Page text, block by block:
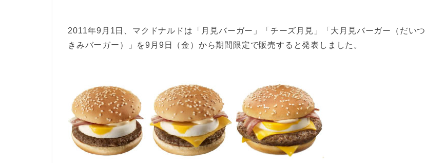
2011年9月1日、マクドナルドは「月見バーガー」「チーズ月見」「大月見バーガー（だいつ
きみバーガー）」を9月9日（金）から期間限定で販売すると発表しました。